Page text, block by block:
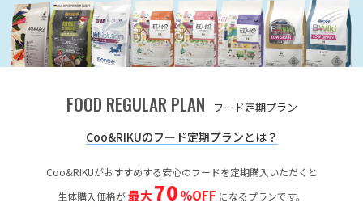
FOOD REGULAR PLAN フード定期プラン
Coo&RIKUのフード定期プランとは？
Coo&RIKUがおすすめする安心のフードを定期購入いただくと
生体購入価格が最大70%OFF になるプランです。